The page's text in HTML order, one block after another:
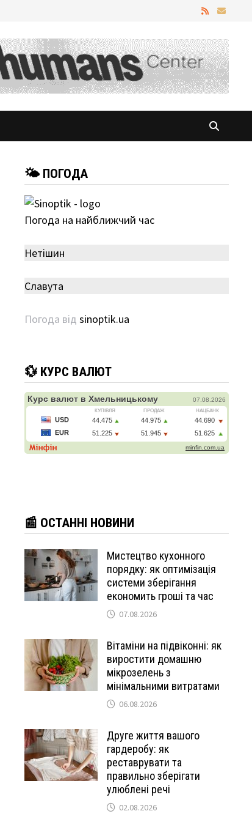
🌤 ПОГОДА
Погода на найближчий час
Нетішин
Славута
Погода від sinoptik.ua
💱 КУРС ВАЛЮТ
📰 ОСТАННІ НОВИНИ
Мистецтво кухонного
порядку: як оптимізація
системи зберігання
економить гроші та час
07.08.2026
Вітаміни на підвіконні: як
виростити домашню
мікрозелень з
мінімальними витратами
06.08.2026
Друге життя вашого
гардеробу: як
реставрувати та
правильно зберігати
улюблені речі
02.08.2026